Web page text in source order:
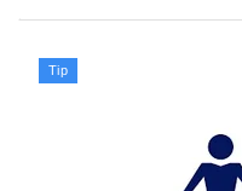
Tip